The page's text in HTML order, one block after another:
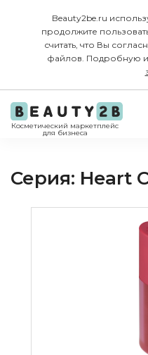
Beauty2be.ru
продолжите
считать, что Вы
файлов. Подробную
Косметический маркетплейс
для бизнеса
Серия: Heart